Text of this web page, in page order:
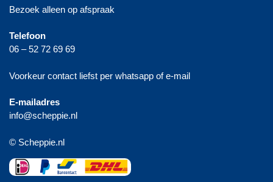
Bezoek alleen op afspraak
Telefoon
06 – 52 72 69 69
Voorkeur contact liefst per whatsapp of e-mail
E-mailadres
info@scheppie.nl
© Scheppie.nl